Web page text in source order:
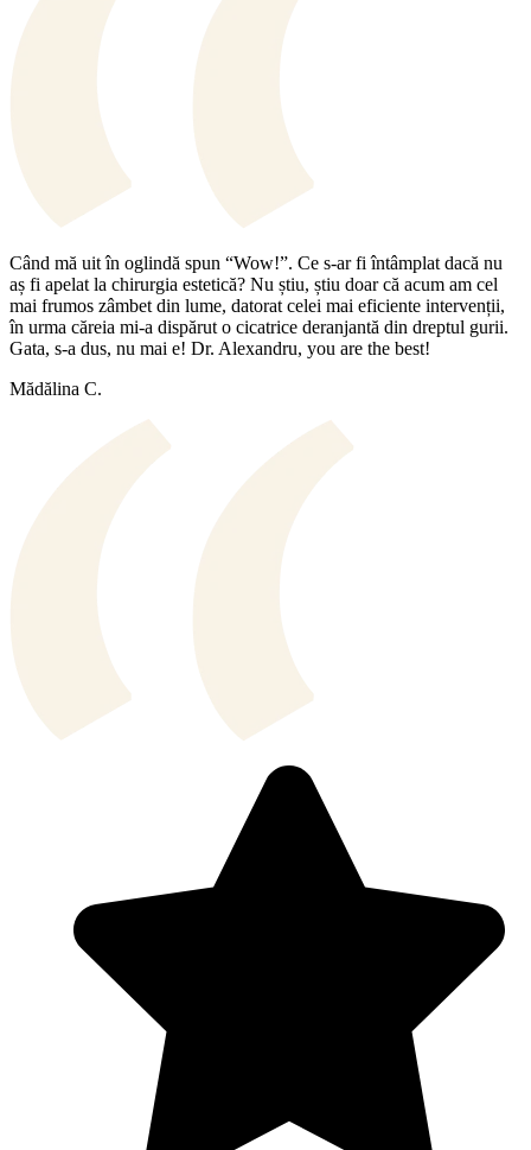
Când mă uit în oglindă spun “Wow!”. Ce s-ar fi întâmplat dacă nu
aș fi apelat la chirurgia estetică? Nu știu, știu doar că acum am cel
mai frumos zâmbet din lume, datorat celei mai eficiente intervenții,
în urma căreia mi-a dispărut o cicatrice deranjantă din dreptul gurii.
Gata, s-a dus, nu mai e! Dr. Alexandru, you are the best!
Mădălina C.